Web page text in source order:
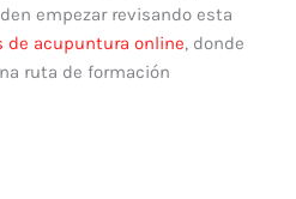
empezar revisando esta
de acupuntura online, donde
ruta de formación